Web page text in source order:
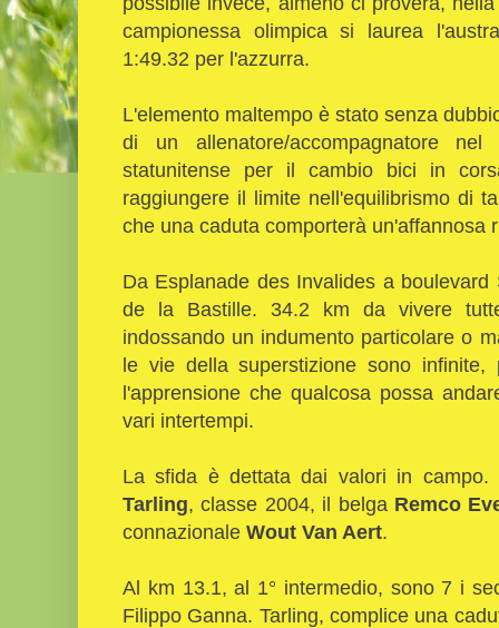
campionessa olimpica si laurea
1:49.32 per l'azzurra.
L'elemento maltempo è stato senza
di un allenatore/accompagnatore
statunitense per il cambio bici in
raggiungere il limite nell'equilibrismo di
che una caduta comporterà un'affannosa
Da Esplanade des Invalides a
de la Bastille. 34.2 km da vivere
indossando un indumento particolare o
le vie della superstizione sono
l'apprensione che qualcosa possa
vari intertempi.
La sfida è dettata dai valori in
Tarling, classe 2004, il belga Remco
connazionale Wout Van Aert.
Al km 13.1, al 1° intermedio, sono 7 i
Filippo Ganna. Tarling, complice una